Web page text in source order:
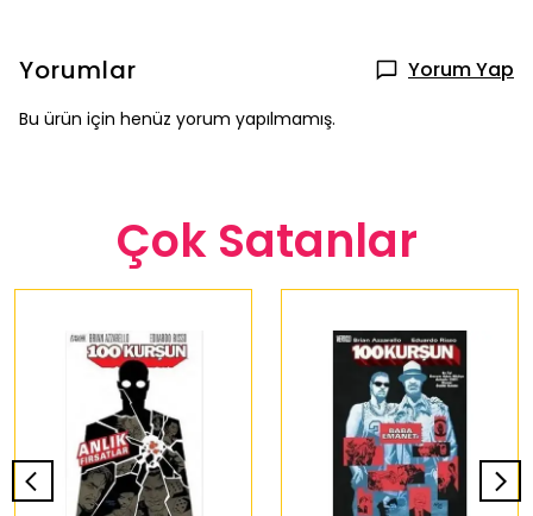
Yorumlar Yorum Yap
Bu ürün için henüz yorum yapılmamış.
Çok Satanlar